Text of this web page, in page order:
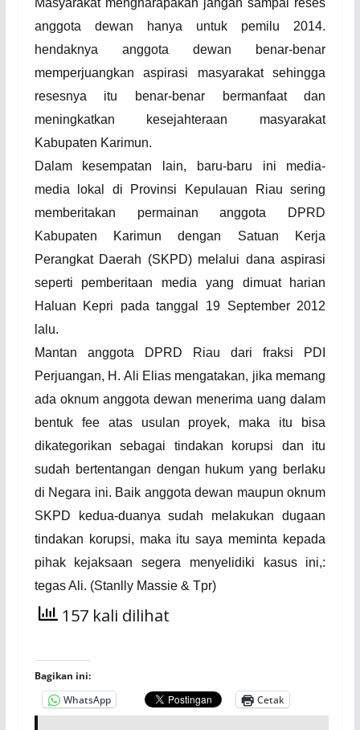
Masyarakat mengharapakan jangan sampai reses
anggota dewan hanya untuk pemilu 2014.
hendaknya anggota dewan benar-benar
memperjuangkan aspirasi masyarakat sehingga
resesnya itu benar-benar bermanfaat dan
meningkatkan kesejahteraan masyarakat
Kabupaten Karimun.
Dalam kesempatan lain, baru-baru ini media-
media lokal di Provinsi Kepulauan Riau sering
memberitakan permainan anggota DPRD
Kabupaten Karimun dengan Satuan Kerja
Perangkat Daerah (SKPD) melalui dana aspirasi
seperti pemberitaan media yang dimuat harian
Haluan Kepri pada tanggal 19 September 2012
lalu.
Mantan anggota DPRD Riau dari fraksi PDI
Perjuangan, H. Ali Elias mengatakan, jika memang
ada oknum anggota dewan menerima uang dalam
bentuk fee atas usulan proyek, maka itu bisa
dikategorikan sebagai tindakan korupsi dan itu
sudah bertentangan dengan hukum yang berlaku
di Negara ini. Baik anggota dewan maupun oknum
SKPD kedua-duanya sudah melakukan dugaan
tindakan korupsi, maka itu saya meminta kepada
pihak kejaksaan segera menyelidiki kasus ini,:
tegas Ali. (Stanlly Massie& Tpr)
157 kali dilihat
Bagikan ini:
WhatsApp
Cetak